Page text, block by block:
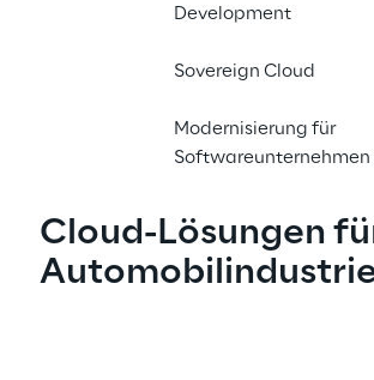
Development
Sovereign Cloud
Modernisierung für
Softwareunternehmen
und
Cloud-Lösungen